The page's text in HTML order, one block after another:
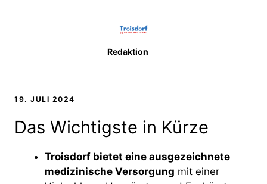
Redaktion
19. JULI 2024
Das Wichtigste in Kürze
Troisdorf bietet eine ausgezeichnete
medizinische Versorgung mit einer